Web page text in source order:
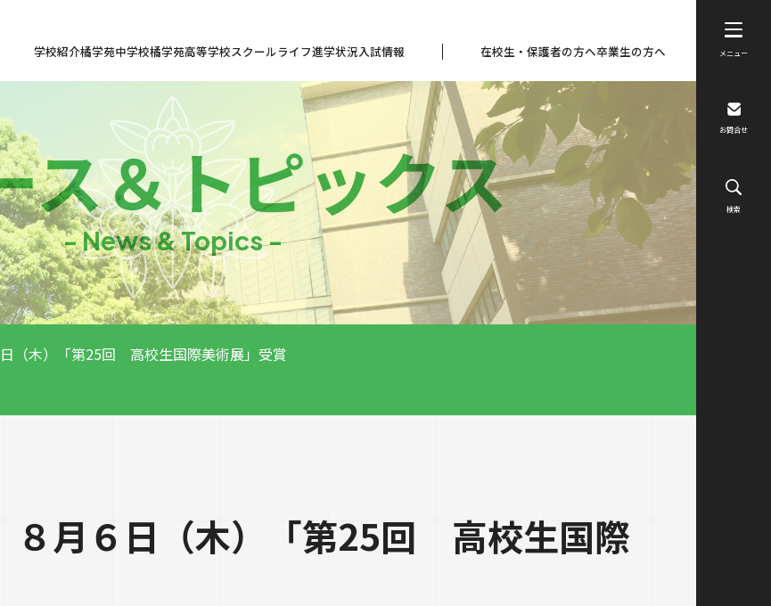
学校紹介橘学苑中学校橘学苑高等学校スクールライフ進学状況入試情報 在校生・保護者の方へ卒業生の方へ メニュー
お問合せ
検索
ス＆トピックス
- News & Topics -
（木）「第25回 高校生国際美術展」受賞
月６日（木）「第25回 高校生国際